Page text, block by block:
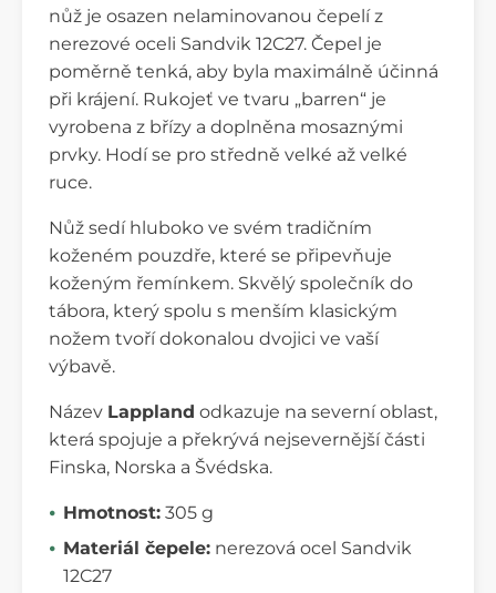
nůž je osazen nelaminovanou čepelí z
nerezové oceli Sandvik 12C27. Čepel je
poměrně tenká, aby byla maximálně účinná
při krájení. Rukojeť ve tvaru „barren“ je
vyrobena z břízy a doplněna mosaznými
prvky. Hodí se pro středně velké až velké
ruce.
Nůž sedí hluboko ve svém tradičním
koženém pouzdře, které se připevňuje
koženým řemínkem. Skvělý společník do
tábora, který spolu s menším klasickým
nožem tvoří dokonalou dvojici ve vaší
výbavě.
Název Lappland odkazuje na severní oblast,
která spojuje a překrývá nejsevernější části
Finska, Norska a Švédska.
Hmotnost: 305 g
Materiál čepele: nerezová ocel Sandvik
12C27